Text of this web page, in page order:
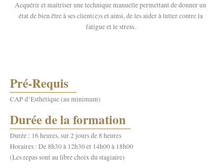
Acquérir et maitriser une technique manuelle permettant de donner un
état de bien être à ses client(e)s et ainsi, de les aider à lutter contre la
fatigue et le stress.
Pré-Requis
CAP d’Esthétique (au minimum)
Durée de la formation
Durée : 16 heures, sur 2 jours de 8 heures
Horaires : De 8h30 à 12h30 et 14h00 à 18h00
(Les repas sont au libre choix du stagiaire)